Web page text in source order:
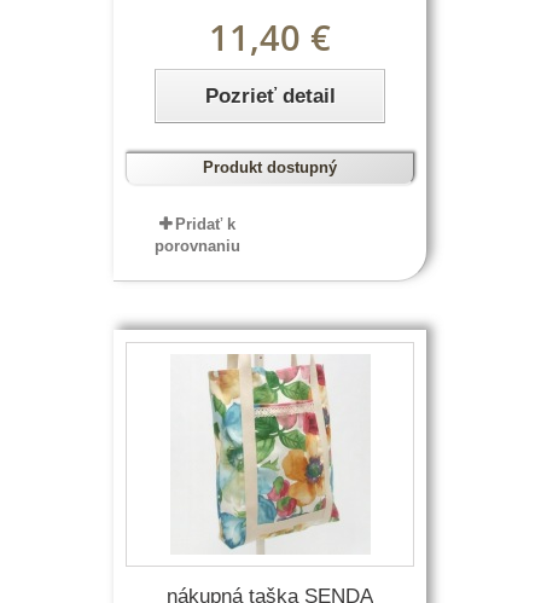
11,40 €
Pozrieť detail
Produkt dostupný
Pridať k
porovnaniu
nákupná taška SENDA